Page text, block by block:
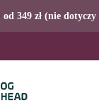
349 zł (nie dotyczy